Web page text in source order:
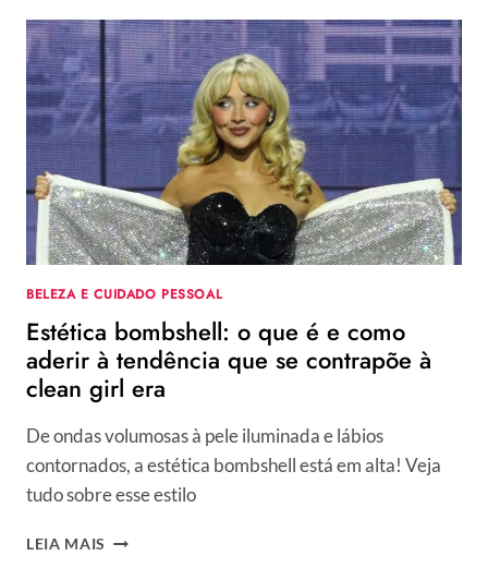
PARA
NOIVAS
2025:
25
TENDÊNCIAS
DE
BRIDAL
BELEZA E CUIDADO PESSOAL
Estética bombshell: o que é e como
aderir à tendência que se contrapõe à
clean girl era
De ondas volumosas à pele iluminada e lábios
contornados, a estética bombshell está em alta! Veja
tudo sobre esse estilo
LEIA MAIS ESTÉTICA